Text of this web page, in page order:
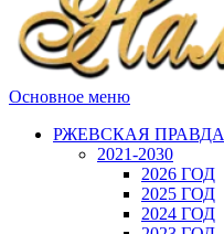
Основное меню
РЖЕВСКАЯ ПРАВДА
2021-2030
2026 ГОД
2025 ГОД
2024 ГОД